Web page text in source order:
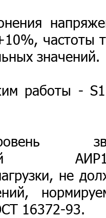
частоты
значений.
работы -
не
16372-93.